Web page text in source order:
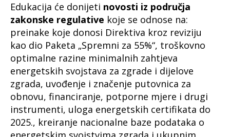
Edukacija će donijeti novosti iz područja
zakonske regulative koje se odnose na:
preinake koje donosi Direktiva kroz reviziju
kao dio Paketa „Spremni za 55%“, troškovno
optimalne razine minimalnih zahtjeva
energetskih svojstava za zgrade i dijelove
zgrada, uvođenje i značenje putovnica za
obnovu, financiranje, potporne mjere i drugi
instrumenti, uloga energetskih certifikata do
2025., kreiranje nacionalne baze podataka o